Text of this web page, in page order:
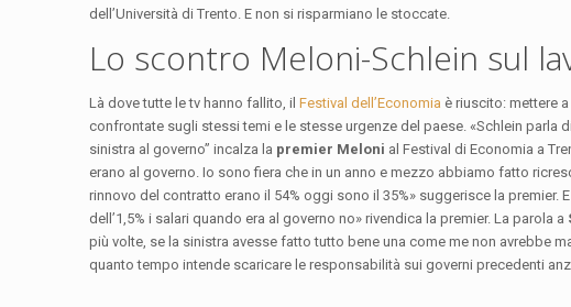
dell’Università di Trento. E non si risparmiano le stoccate.
Lo scontro Meloni-Schlein sul
Là dove tutte le tv hanno fallito, ilFestival dell’Economia è riuscito: mettere
confrontate sugli stessi temi e le stesse urgenze del paese. «Schlein parla
sinistra al governo” incalza la premier Meloni al Festival di Economia a
erano al governo. Io sono fiera che in un anno e mezzo abbiamo fatto
rinnovo del contratto erano il 54% oggi sono il 35%» suggerisce la
dell’1,5% i salari quando era al governo no» rivendica la premier. La parola a
più volte, se la sinistra avesse fatto tutto bene una come me non avrebbe
quanto tempo intende scaricare le responsabilità sui governi precedenti